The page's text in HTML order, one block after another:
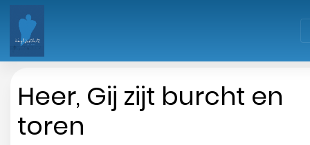
Heer, Gij zijt burcht en
toren